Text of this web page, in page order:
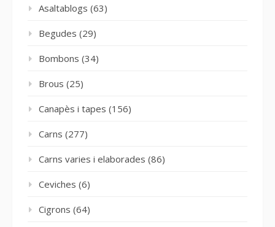
Asaltablogs (63)
Begudes (29)
Bombons (34)
Brous (25)
Canapès i tapes (156)
Carns (277)
Carns varies i elaborades (86)
Ceviches (6)
Cigrons (64)